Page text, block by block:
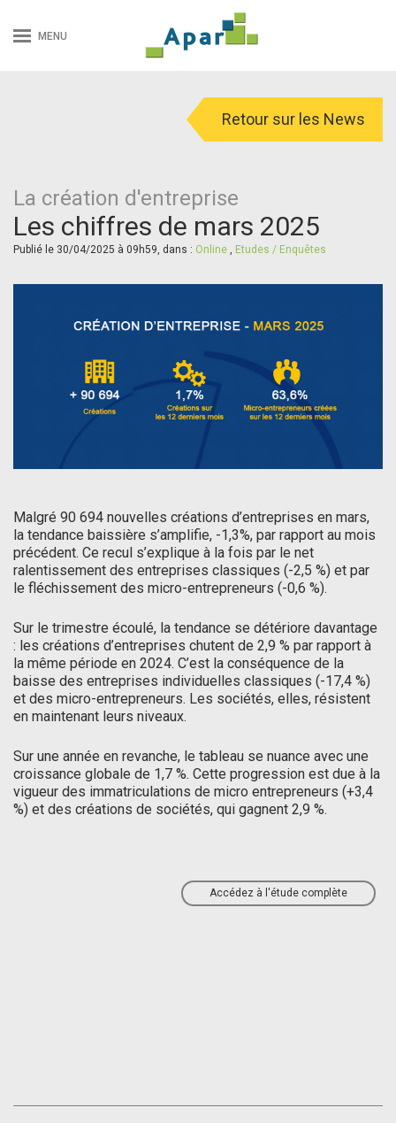
MENU
Retour sur les News
La création d'entreprise
Les chiffres de mars 2025
Publié le 30/04/2025 à 09h59, dans : Online , Etudes / Enquêtes
Malgré 90 694 nouvelles créations d’entreprises en mars,
la tendance baissière s’amplifie, -1,3%, par rapport au mois
précédent. Ce recul s’explique à la fois par le net
ralentissement des entreprises classiques (-2,5 %) et par
le fléchissement des micro-entrepreneurs (-0,6 %).
Sur le trimestre écoulé, la tendance se détériore davantage
: les créations d’entreprises chutent de 2,9 % par rapport à
la même période en 2024. C’est la conséquence de la
baisse des entreprises individuelles classiques (-17,4 %)
et des micro-entrepreneurs. Les sociétés, elles, résistent
en maintenant leurs niveaux.
Sur une année en revanche, le tableau se nuance avec une
croissance globale de 1,7 %. Cette progression est due à la
vigueur des immatriculations de micro entrepreneurs (+3,4
%) et des créations de sociétés, qui gagnent 2,9 %.
Accédez à l'étude complète